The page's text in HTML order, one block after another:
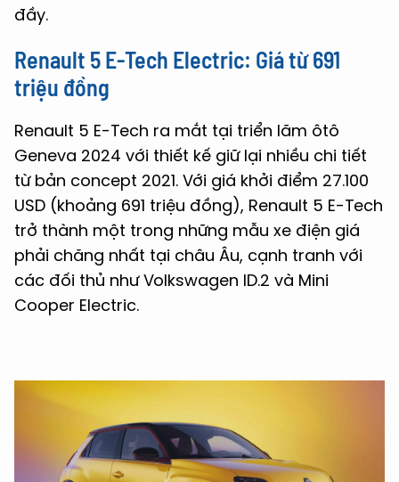
đầy.
Renault 5 E-Tech Electric: Giá từ 691
triệu đồng
Renault 5 E-Tech ra mắt tại triển lãm ôtô
Geneva 2024 với thiết kế giữ lại nhiều chi tiết
từ bản concept 2021. Với giá khởi điểm 27.100
USD (khoảng 691 triệu đồng), Renault 5 E-Tech
trở thành một trong những mẫu xe điện giá
phải chăng nhất tại châu Âu, cạnh tranh với
các đối thủ như Volkswagen ID.2 và Mini
Cooper Electric.